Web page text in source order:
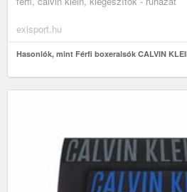
exisport.hu
Hasonlók, mint Férfi boxeralsók CALVIN